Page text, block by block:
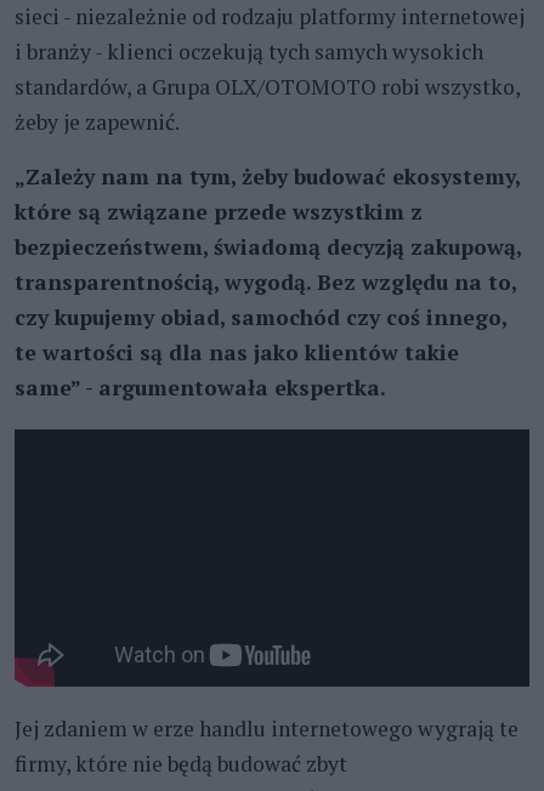
sieci - niezależnie od rodzaju platformy internetowej
i branży - klienci oczekują tych samych wysokich
standardów, a Grupa OLX/OTOMOTO robi wszystko,
żeby je zapewnić.
„Zależy nam na tym, żeby budować ekosystemy,
które są związane przede wszystkim z
bezpieczeństwem, świadomą decyzją zakupową,
transparentnością, wygodą. Bez względu na to,
czy kupujemy obiad, samochód czy coś innego,
te wartości są dla nas jako klientów takie
same” - argumentowała ekspertka.
Jej zdaniem w erze handlu internetowego wygrają te
firmy, które nie będą budować zbyt